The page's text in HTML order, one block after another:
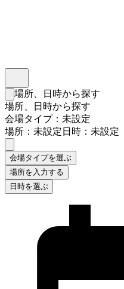
検索フォームを閉じる
場所、日時から探す
場所、日時から探す
会場タイプ：未設定
場所：未設定日時：未設定
会場タイプを選ぶ
場所を入力する
日時を選ぶ